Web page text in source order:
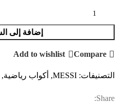
إضافة إلى
Compare
Add to wishlist
التصنيفات: MESSI
, أكواب رياضية,
Share: